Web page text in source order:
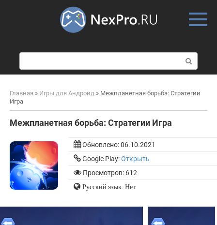
о
и
к
Главная » Игры для Андроид » Межпланетная борьба: Стратегии
Игра
Межпланетная борьба: Стратегии Игра
Обновлено:06.10.2021
Google Play:Открыть
Просмотров: 612
Русский язык: Нет